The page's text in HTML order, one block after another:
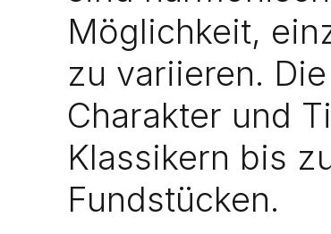
Möglichkeit,
zu variieren.
Charakter und
Klassikern bis
Fundstücken.